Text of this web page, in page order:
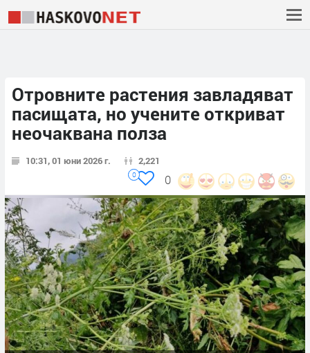
Отровните растения завладяват
пасищата, но учените откриват
неочаквана полза
10:31, 01 юни 2026 г. 2,221
0
0